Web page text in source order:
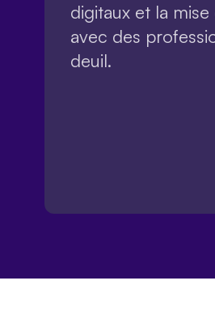
digitaux et la
avec des
deuil.